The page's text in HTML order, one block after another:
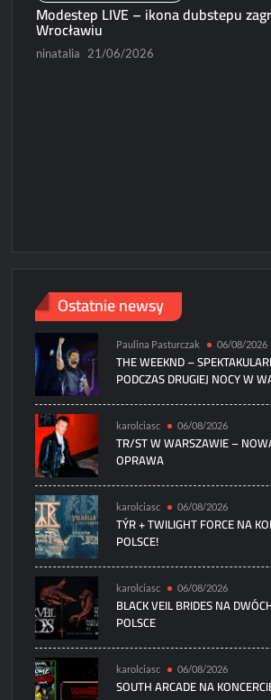
Modestep LIVE – ikona dubstepu
Wrocławiu
ninatalia 21/06/2026
Ostatnie newsy
Paulina Pasturczak 06/08/2026
THE WEEKND –
PODCZAS DRUGIEJ NOCY W
karolciasc 06/08/2026
TR/ST W WARSZAWIE –
OPRAWA
karolciasc 06/08/2026
TÝR + TWILIGHT FORCE NA
POLSCE!
karolciasc 06/08/2026
BLACK VEIL BRIDES NA
POLSCE
karolciasc 06/08/2026
SOUTH ARCADE NA